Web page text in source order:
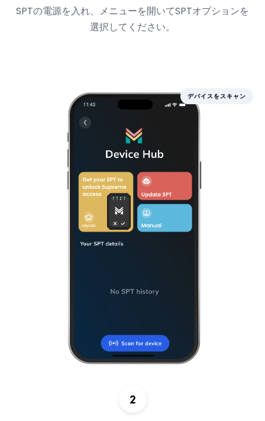
SPTの電源を入れ、メニューを開いてSPTオプションを
選択してください。
デバイスをスキャン